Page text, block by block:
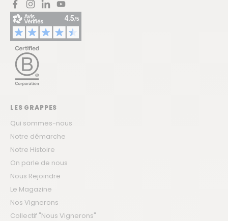
FacebookInstagram
LinkedInYouTube
LES GRAPPES
Qui sommes-nous
Notre démarche
Notre Histoire
On parle de nous
Nous Rejoindre
Le Magazine
Nos Vignerons
Collectif "Nous Vignerons"